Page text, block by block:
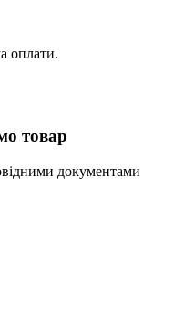
оплати.
товар
документами